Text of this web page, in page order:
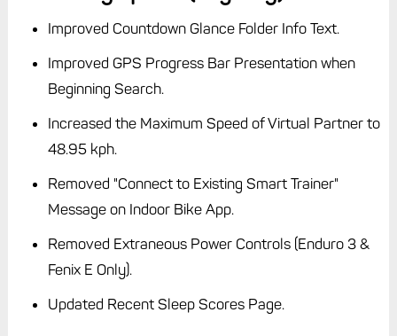
Improved Countdown Glance Folder Info Text.
Improved GPS Progress Bar Presentation when
Beginning Search.
Increased the Maximum Speed of Virtual Partner to
48.95 kph.
Removed "Connect to Existing Smart Trainer"
Message on Indoor Bike App.
Removed Extraneous Power Controls (Enduro 3 &
Fenix E Only).
Updated Recent Sleep Scores Page.